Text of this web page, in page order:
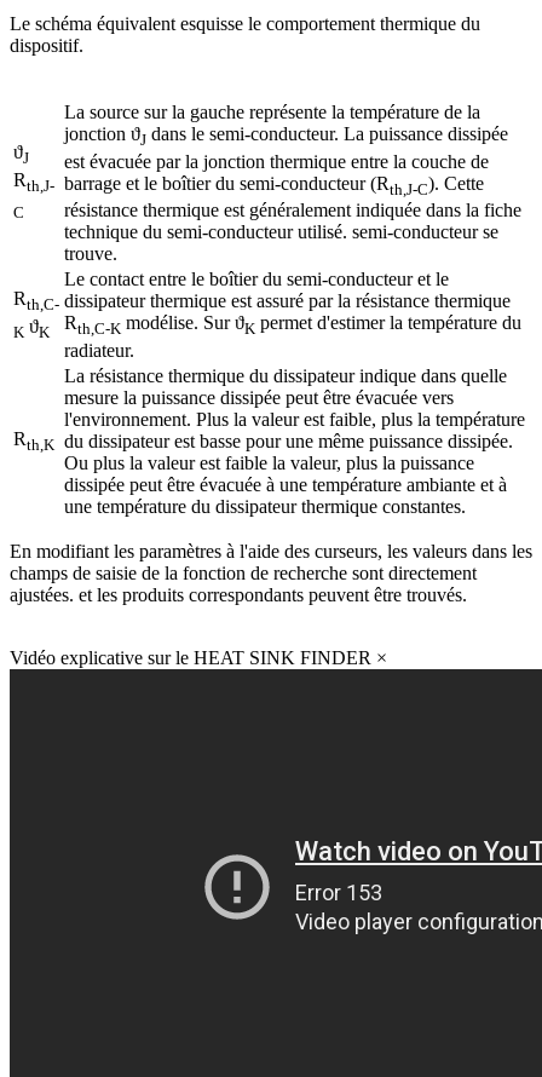
Le schéma équivalent esquisse le comportement thermique du
dispositif.
ϑJ
Rth,J-
C
La source sur la gauche représente la température de la
jonction ϑJ dans le semi-conducteur. La puissance dissipée
est évacuée par la jonction thermique entre la couche de
barrage et le boîtier du semi-conducteur (Rth,J-C). Cette
résistance thermique est généralement indiquée dans la fiche
technique du semi-conducteur utilisé. semi-conducteur se
trouve.
Rth,C-
K ϑK
Le contact entre le boîtier du semi-conducteur et le
dissipateur thermique est assuré par la résistance thermique
Rth,C-K modélise. Sur ϑK permet d'estimer la température du
radiateur.
Rth,K
La résistance thermique du dissipateur indique dans quelle
mesure la puissance dissipée peut être évacuée vers
l'environnement. Plus la valeur est faible, plus la température
du dissipateur est basse pour une même puissance dissipée.
Ou plus la valeur est faible la valeur, plus la puissance
dissipée peut être évacuée à une température ambiante et à
une température du dissipateur thermique constantes.
En modifiant les paramètres à l'aide des curseurs, les valeurs dans les
champs de saisie de la fonction de recherche sont directement
ajustées. et les produits correspondants peuvent être trouvés.
Vidéo explicative sur le HEAT SINK FINDER ×